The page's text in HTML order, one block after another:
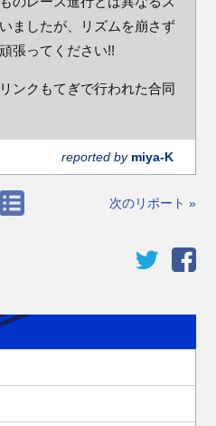
ましたが、リズムを崩さず
張ってください!!
ンクもてぎで行われた合同
reported by miya-K
次のリポート »